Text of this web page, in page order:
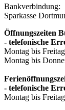
Bankverbindung:
Sparkasse
Öffnungszeiten
- telefonische
Montag bis
Montag bis
- telefonische
Montag bis